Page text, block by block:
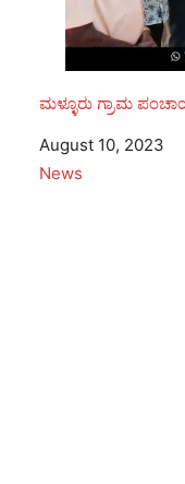
ಮಳ್ಳೂರು ಗ್ರಾಮ
Date
August 10, 2023
In relation to
News